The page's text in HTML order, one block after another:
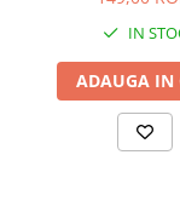
IN
ADAUGA IN